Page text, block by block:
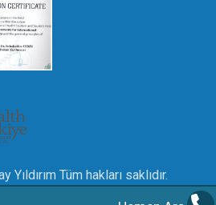
Tüm hakları saklıdır.